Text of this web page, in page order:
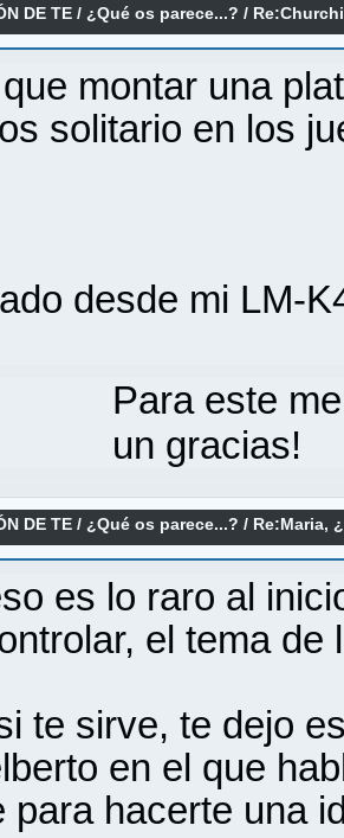
DE TE / ¿Qué os parece...? /
montar una
solitario en los
desde mi LM-
Para este
un gracias!
DE TE / ¿Qué os parece...? / Re:Maria,
es lo raro al
el tema de
te sirve, te dejo
en el que
para hacerte una